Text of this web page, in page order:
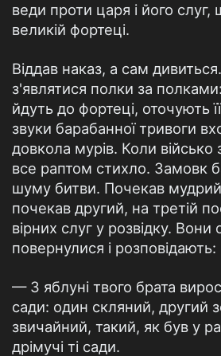
веди проти царя і його
великій фортеці.
Віддав наказ, а сам
з'являтися полки за полками: і
йдуть до фортеці, оточують
звуки барабанної тривоги
довкола мурів. Коли військо
все раптом стихло. Замовк
шуму битви. Почекав
почекав другий, на третій
вірних слуг у розвідку. Вони
повернулися і розповідають:
— З яблуні твого брата
сади: один скляний, другий
звичайний, такий, як був у
дрімучі ті сади.